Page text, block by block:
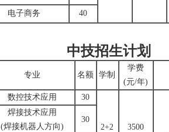
电子商务 40
中技招生计划
专业 名额 学制
学费
(元/年)
数控技术应用 30
2+2
3500
焊接技术应用
(焊接机器人方向)
30